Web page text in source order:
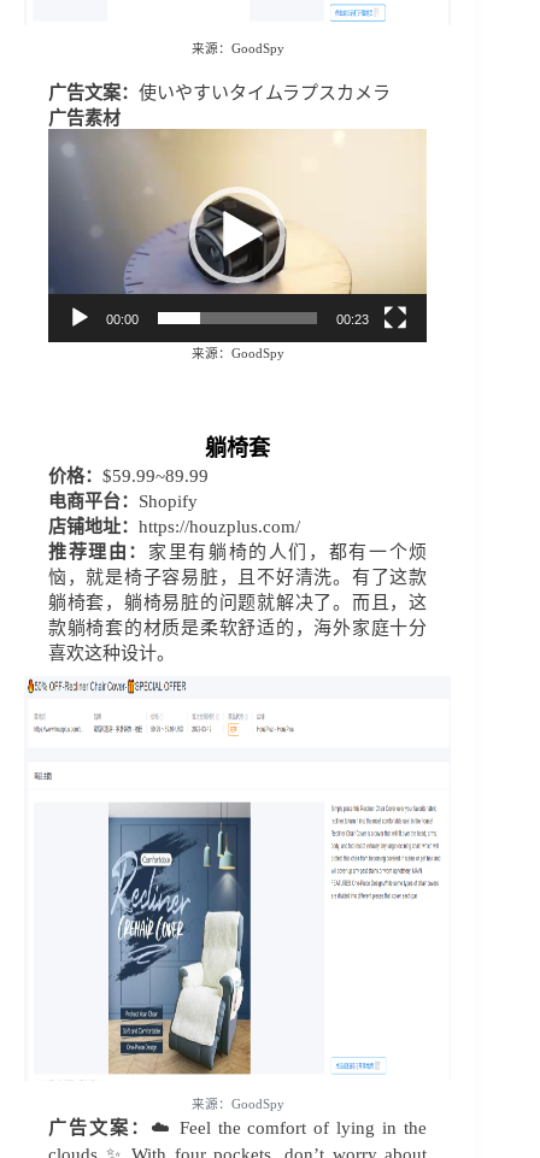
来源 ： GoodSpy
广告文案： 使いやすいタイムラプスカメラ
广告素材
视
00:00 00:23
来源 ： GoodSpy
躺椅套
价格： $59.99~89.99
电商平台： Shopify
店铺地址： https://houzplus.com/
推荐理由： 家里有躺椅的人们，都有一个烦
恼，就是椅子容易脏，且不好清洗。有了这款
躺椅套，躺椅易脏的问题就解决了。而且，这
款躺椅套的材质是柔软舒适的，海外家庭十分
喜欢这种设计。
来源 ： GoodSpy
广告文案： ☁️ Feel the comfort of lying in the